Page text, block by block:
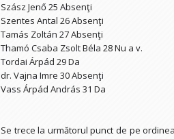
Szász Jenő 25 Absenţi
Szentes Antal 26 Absenţi
Tamás Zoltán 27 Absenţi
Thamó Csaba Zsolt Béla 28 Nu a v.
Tordai Árpád 29 Da
dr. Vajna Imre 30 Absenţi
Vass Árpád András 31 Da
Se trece la următorul punct de pe